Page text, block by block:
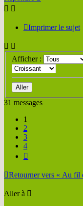
Imprimer le sujet
Afficher :
31 messages
1
2
3
4
Retourner vers « Au fil
Aller à